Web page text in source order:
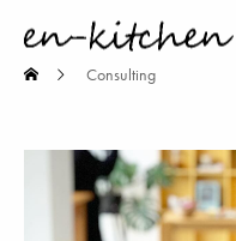
私たちについて
Activity history
Consulting